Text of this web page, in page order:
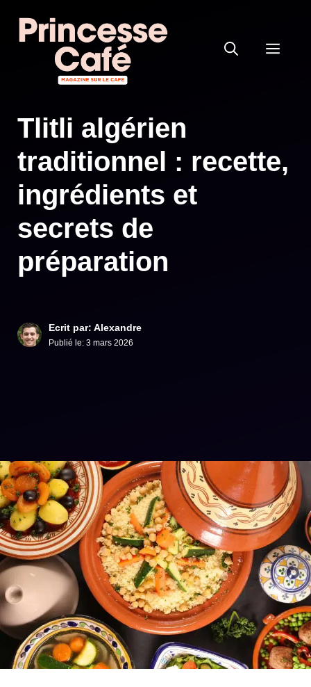
Tlitli algérien
traditionnel : recette,
ingrédients et
secrets de
préparation
Ecrit par: Alexandre
Publié le: 3 mars 2026